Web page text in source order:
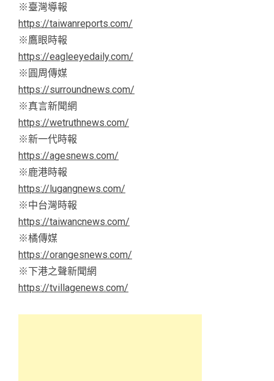
※臺灣導報
https://taiwanreports.com/
※鷹眼時報
https://eagleeyedaily.com/
※圓周傳媒
https://surroundnews.com/
※真言新聞網
https://wetruthnews.com/
※新一代時報
https://agesnews.com/
※鹿港時報
https://lugangnews.com/
※中台灣時報
https://taiwancnews.com/
※橘傳媒
https://orangesnews.com/
※下港之聲新聞網
https://tvillagenews.com/